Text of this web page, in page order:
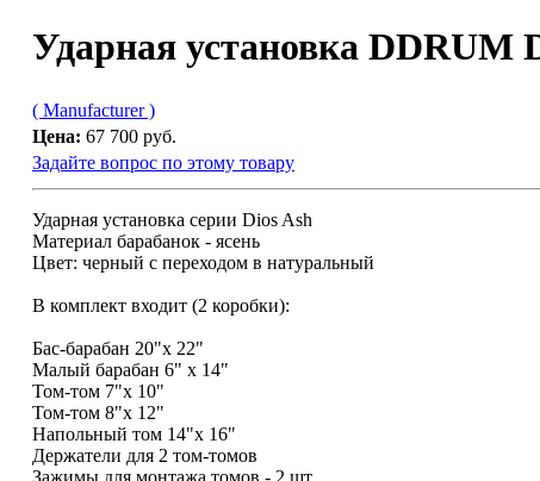
Ударная установка DDRUM
( Manufacturer )
Цена: 67 700 руб.
Задайте вопрос по этому товару
Ударная установка серии Dios Ash
Материал барабанок - ясень
Цвет: черный с переходом в натуральный
В комплект входит (2 коробки):
Бас-барабан 20"х 22"
Малый барабан 6" x 14"
Том-том 7"х 10"
Том-том 8"х 12"
Напольный том 14"х 16"
Держатели для 2 том-томов
Зажимы для монтажа томов - 2 шт.